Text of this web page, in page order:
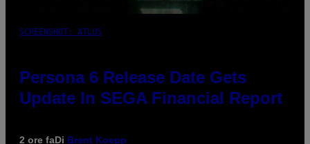
SCREENSHOT: ATLUS
Persona 6 Release Date Gets
Update In SEGA Financial Report
2 ore faDi Brent Koepp